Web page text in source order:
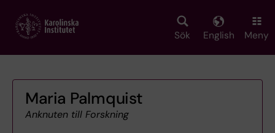
main
Sök English Meny
Maria Palmquist
Anknuten till Forskning